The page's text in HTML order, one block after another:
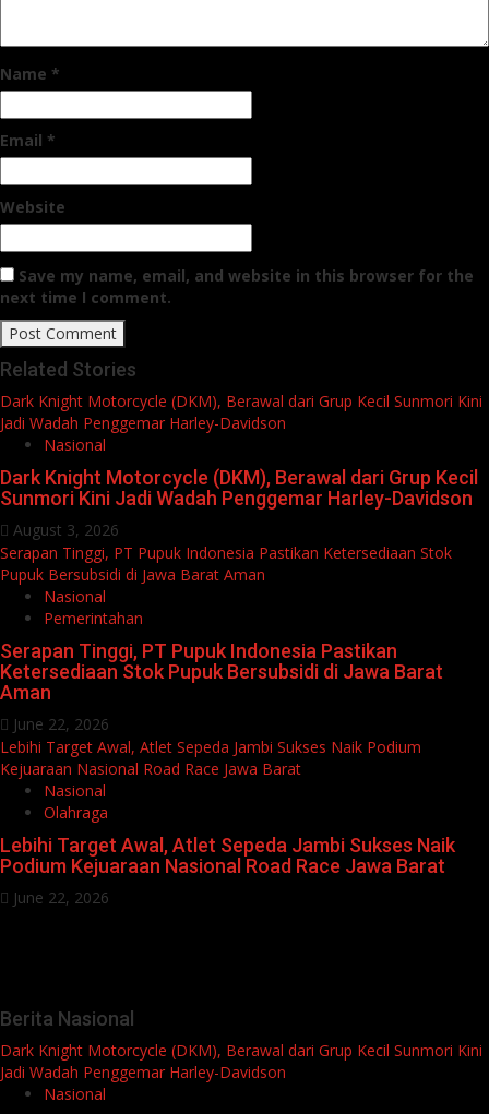
Name *
Email *
Website
Save my name, email, and website in this browser for the
next time I comment.
Related Stories
Dark Knight Motorcycle (DKM), Berawal dari Grup Kecil Sunmori Kini
Jadi Wadah Penggemar Harley-Davidson
Nasional
Dark Knight Motorcycle (DKM), Berawal dari Grup Kecil
Sunmori Kini Jadi Wadah Penggemar Harley-Davidson
August 3, 2026
Serapan Tinggi, PT Pupuk Indonesia Pastikan Ketersediaan Stok
Pupuk Bersubsidi di Jawa Barat Aman
Nasional
Pemerintahan
Serapan Tinggi, PT Pupuk Indonesia Pastikan
Ketersediaan Stok Pupuk Bersubsidi di Jawa Barat
Aman
June 22, 2026
Lebihi Target Awal, Atlet Sepeda Jambi Sukses Naik Podium
Kejuaraan Nasional Road Race Jawa Barat
Nasional
Olahraga
Lebihi Target Awal, Atlet Sepeda Jambi Sukses Naik
Podium Kejuaraan Nasional Road Race Jawa Barat
June 22, 2026
Berita Nasional
Dark Knight Motorcycle (DKM), Berawal dari Grup Kecil Sunmori Kini
Jadi Wadah Penggemar Harley-Davidson
Nasional